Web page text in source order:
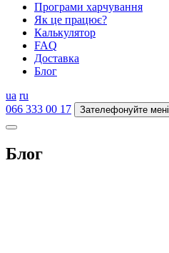
Програми харчування
Як це працює?
Калькулятор
FAQ
Доставка
Блог
ua ru
066 333 00 17
Зателефонуйте мені
Блог